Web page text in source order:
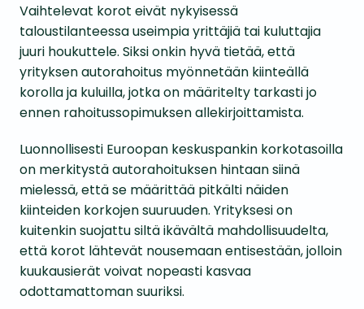
Vaihtelevat korot eivät nykyisessä
taloustilanteessa useimpia yrittäjiä tai kuluttajia
juuri houkuttele. Siksi onkin hyvä tietää, että
yrityksen autorahoitus myönnetään kiinteällä
korolla ja kuluilla, jotka on määritelty tarkasti jo
ennen rahoitussopimuksen allekirjoittamista.
Luonnollisesti Euroopan keskuspankin korkotasoilla
on merkitystä autorahoituksen hintaan siinä
mielessä, että se määrittää pitkälti näiden
kiinteiden korkojen suuruuden. Yrityksesi on
kuitenkin suojattu siltä ikävältä mahdollisuudelta,
että korot lähtevät nousemaan entisestään, jolloin
kuukausierät voivat nopeasti kasvaa
odottamattoman suuriksi.